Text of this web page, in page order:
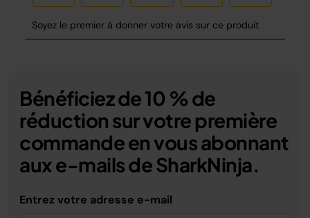
Bénéficiez de 10 % de
réduction sur votre première
commande en vous abonnant
aux e-mails de SharkNinja.
Entrez votre adresse e-mail